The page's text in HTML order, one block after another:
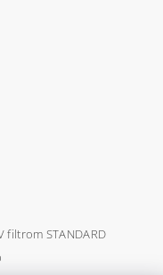
filtrom STANDARD